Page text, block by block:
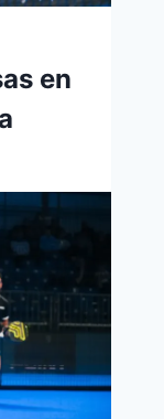
en